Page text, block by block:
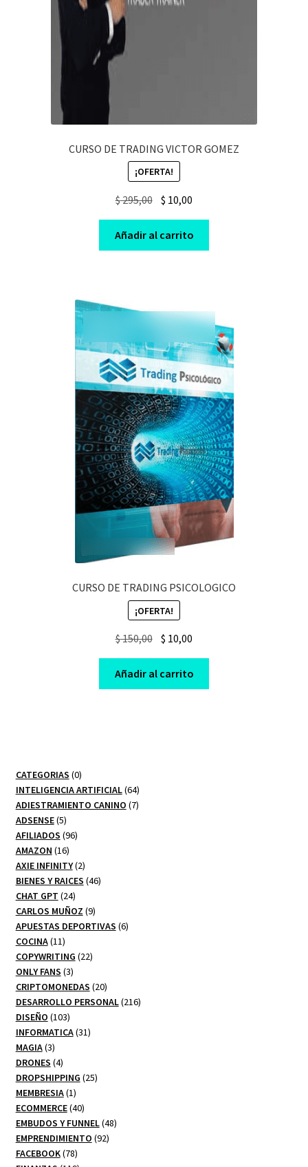
CURSO DE TRADING VICTOR GOMEZ
¡OFERTA!
$295,00 Original
was:
$ 295,00.
$ 10,00
is:
$ 10,00.
Añadir al carrito
CURSO DE TRADING PSICOLOGICO
¡OFERTA!
$150,00 Original
price
was:
$ 150,00.
$ 10,00
price
is:
$ 10,00.
Añadir al carrito
CATEGORIAS 00
productos
INTELIGENCIA ARTIFICIAL 6464
productos
ADIESTRAMIENTO CANINO 77
ADSENSE 55
productos
AFILIADOS 9696
AMAZON 1616
productos
AXIE INFINITY 22
productos
BIENES Y RAICES 4646
CHAT GPT 2424
productos
CARLOS MUÑOZ 99
productos
APUESTAS DEPORTIVAS 66
COCINA 1111
productos
COPYWRITING 2222
ONLY FANS 33
productos
CRIPTOMONEDAS 2020
productos
DESARROLLO PERSONAL 216216
DISEÑO 103103
productos
INFORMATICA 3131
MAGIA 33
productos
DRONES 44
productos
DROPSHIPPING 2525
MEMBRESIA 11
producto
ECOMMERCE 4040
productos
EMBUDOS Y FUNNEL 4848
EMPRENDIMIENTO 9292
FACEBOOK 7878